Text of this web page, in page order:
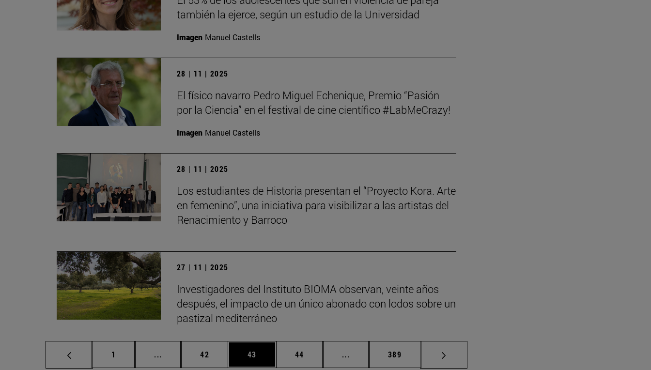
también la ejerce, según un estudio de la Universidad
Imagen Manuel Castells
28 | 11 | 2025
El físico navarro Pedro Miguel Echenique, Premio “Pasión
por la Ciencia” en el festival de cine científico #LabMeCrazy!
Imagen Manuel Castells
28 | 11 | 2025
Los estudiantes de Historia presentan el “Proyecto Kora. Arte
en femenino”, una iniciativa para visibilizar a las artistas del
Renacimiento y Barroco
27 | 11 | 2025
Investigadores del Instituto BIOMA observan, veinte años
después, el impacto de un único abonado con lodos sobre un
pastizal mediterráneo
Página
1 ... Páginas intermedias Use TAB para desplazarse.
Página
42 Página
43 Página
44 ... Páginas intermedias Use TAB para desplazarse.
Página
389